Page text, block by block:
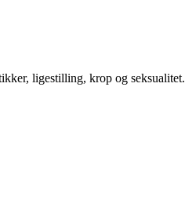
ligestilling, krop og seksualitet.